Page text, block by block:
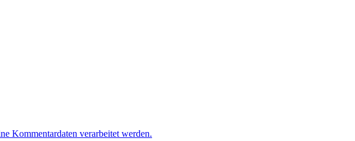
Kommentardaten verarbeitet werden.